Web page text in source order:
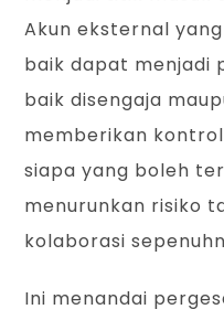
Akun eksternal
baik dapat menjadi
baik disengaja
memberikan
siapa yang boleh
menurunkan risiko
kolaborasi
Ini menandai